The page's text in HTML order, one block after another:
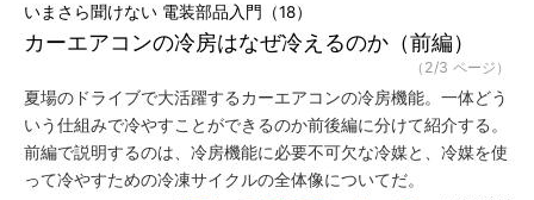
カーエアコンの冷房はなぜ冷えるのか（前編）
いまさら聞けない 電装部品入門（18）
（2/3 ページ）
夏場のドライブで大活躍するカーエアコンの冷房機能。一体どう
いう仕組みで冷やすことができるのか前後編に分けて紹介する。
前編で説明するのは、冷房機能に必要不可欠な冷媒と、冷媒を使
って冷やすための冷凍サイクルの全体像についてだ。